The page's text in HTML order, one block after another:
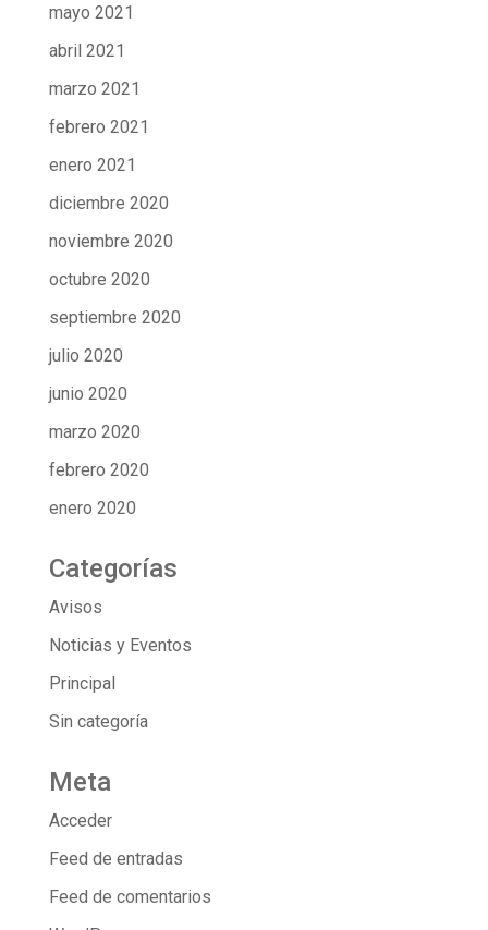
mayo 2021
abril 2021
marzo 2021
febrero 2021
enero 2021
diciembre 2020
noviembre 2020
octubre 2020
septiembre 2020
julio 2020
junio 2020
marzo 2020
febrero 2020
enero 2020
Categorías
Avisos
Noticias y Eventos
Principal
Sin categoría
Meta
Acceder
Feed de entradas
Feed de comentarios